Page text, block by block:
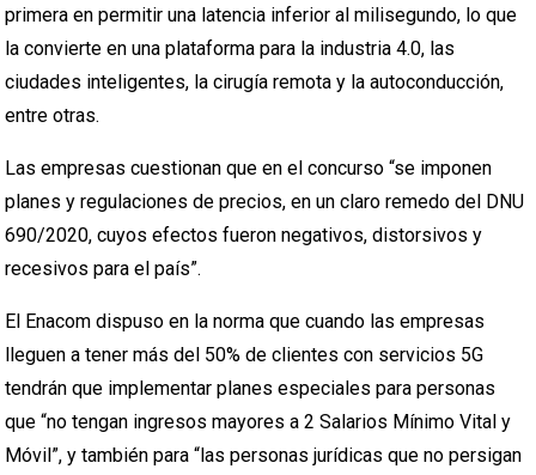
primera en permitir una latencia inferior al milisegundo, lo que
la convierte en una plataforma para la industria 4.0, las
ciudades inteligentes, la cirugía remota y la autoconducción,
entre otras.
Las empresas cuestionan que en el concurso “se imponen
planes y regulaciones de precios, en un claro remedo del DNU
690/2020, cuyos efectos fueron negativos, distorsivos y
recesivos para el país”.
El Enacom dispuso en la norma que cuando las empresas
lleguen a tener más del 50% de clientes con servicios 5G
tendrán que implementar planes especiales para personas
que “no tengan ingresos mayores a 2 Salarios Mínimo Vital y
Móvil”, y también para “las personas jurídicas que no persigan